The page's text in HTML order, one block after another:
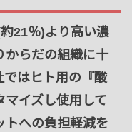
21％)より高い濃
からだの組織に十
はヒト用の『酸
イズし使用して
トへの負担軽減を